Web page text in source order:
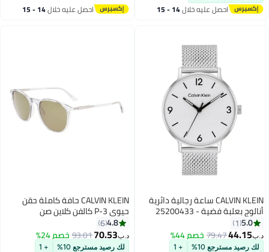
احصل عليه خلال 14 - 15 احصل عليه خلال 14 - 15
CALVIN KLEIN ساعة رجالية دائرية
أنالوج بعلبة فضية - 25200433
5.0
1
د.ب‏44.15
79.47خصم 44%
لك رصيد مسترجع 10% + 1
CALVIN KLEIN حافة كاملة حقن
حيوي P-3 كالفن كلاين صن
Ck22537S 5319 (059) سليت جراي
4.8
6
د.ب‏70.53
93.01خصم 24%
لك رصيد مسترجع 10% + 1